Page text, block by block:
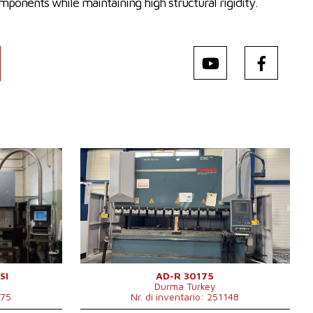
Anno di fabbricazione:
2013
Sistema di controllo
Sì
Sistema di controllo Cybelec
Forza di pressione
175 t
Lunghezza di frenata
3050 mm
Numero di supporti trasversali 4
Movimento di compensazione
inferiore
Sì
Tipo di azionamento della
265 mm
4250x2550x2750
AD-R 30175
Durma Turkey
Nr. di inventario: 251148